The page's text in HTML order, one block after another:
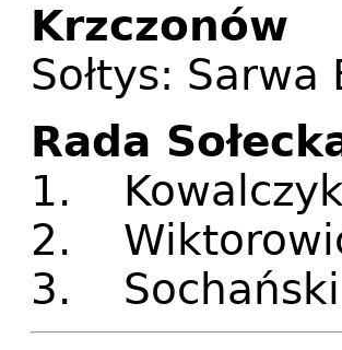
Krzczonów
Sołtys: Sarwa
Rada
1. Kowalczyk
2.
3. Sochański